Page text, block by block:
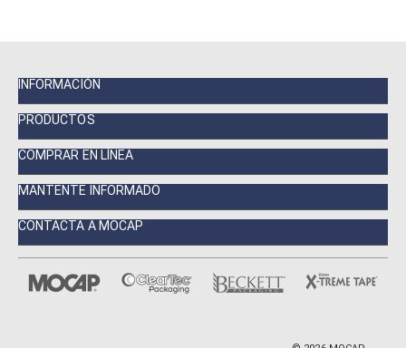
INFORMACIÓN
PRODUCTOS
COMPRAR EN LÍNEA
MANTENTE INFORMADO
CONTACTA A MOCAP